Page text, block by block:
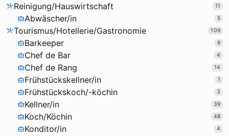
Reinigung/Hauswirtschaft
11
Abwäscher/in 5
Tourismus/Hotellerie/Gastronomie 109
Barkeeper 6
Chef de Bar 4
Chef de Rang 14
Frühstückskellner/in 1
Frühstückskoch/-köchin 3
Kellner/in 39
Koch/Köchin 48
Konditor/in 4